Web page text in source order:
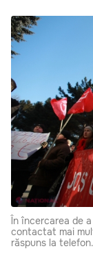
În încercarea de
contactat mai
răspuns la telefon.